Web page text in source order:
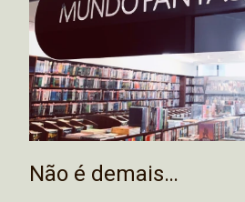
Não é demais…